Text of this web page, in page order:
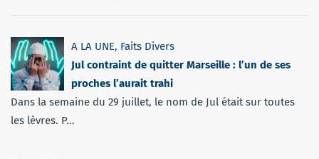
A LA UNE, Faits Divers
Jul contraint de quitter Marseille : l’un de ses
proches l’aurait trahi
Dans la semaine du 29 juillet, le nom de Jul était sur toutes
les lèvres. P...